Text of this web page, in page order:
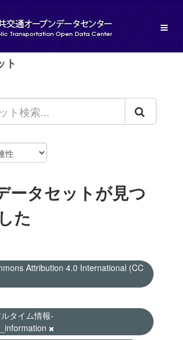
ト
ータセットが見つ
た
Attribution 4.0 International (CC
タイム情報-